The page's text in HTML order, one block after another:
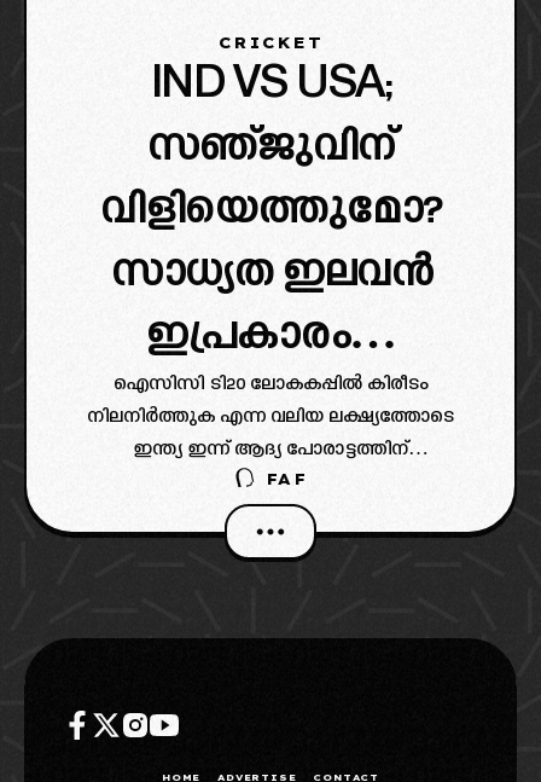
CRICKET
IND VS USA;
സഞ്ജുവിന്
വിളിയെത്തുമോ?
സാധ്യത ഇലവൻ
ഇപ്രകാരം…
ഐസിസി ടി20 ലോകകപ്പിൽ കിരീടം
നിലനിർത്തുക എന്ന വലിയ ലക്ഷ്യത്തോടെ
ഇന്ത്യ ഇന്ന് ആദ്യ പോരാട്ടത്തിന്
ഇറങ്ങുകയാണ് (ind vs usa). മുംബൈയിലെ
വാംഖഡെ സ്റ്റേഡിയത്തിൽ നടക്കുന്ന ആദ്യ
മത്സരത്തിൽ അമേരിക്കയാണ് (USA)
FAF
HOME ADVERTISE CONTACT